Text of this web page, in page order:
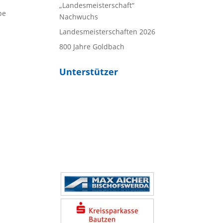
„Landesmeisterschaft“
Nachwuchs
Landesmeisterschaften 2026
800 Jahre Goldbach
Unterstützer